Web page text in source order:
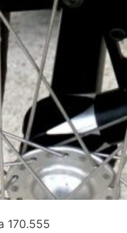
170.555